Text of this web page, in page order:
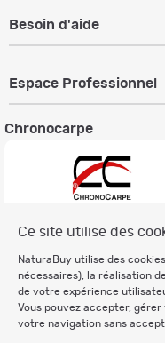
Ce site utilise des
NaturaBuy utilise des
nécessaires), la réalisation
de votre expérience
Vous pouvez accepter,
votre navigation sans
Besoin d'aide
Espace Professionnel
Chronocarpe
Charte éthique
Mentions légales
Règlement & Conditions
Politique de protection